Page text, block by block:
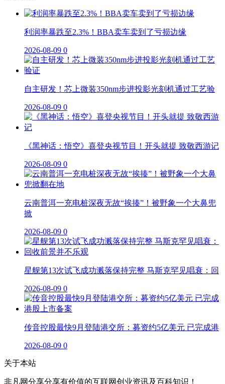
利润率暴跌至2.3%！BBA卖车卖到了亏损边缘
2026-08-09 0
自主研发！芯上微装350nm步进投影光刻机通过工艺验
2026-08-09 0
《黑神话：悟空》喜登央视节目！开头就提 致敬西游记
2026-08-09 0
云南普洱一充电桩深夜无故“挨揍”！被野象一个大鼻兜
掀
2026-08-09 0
星舰第13次试飞成功溅落保持完整 马斯克罕见唱衰：回
2026-08-09 0
传音控股最快9月登陆港交所：募资约5亿美元 已完成港
2026-08-09 0
关于本站
非凡网分享分享有价值的互联网创业资讯及百科知识！